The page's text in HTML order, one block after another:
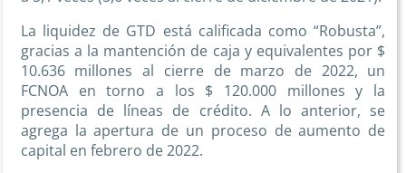
La liquidez de GTD está calificada como “Robusta”,
gracias a la mantención de caja y equivalentes por $
10.636 millones al cierre de marzo de 2022, un
FCNOA en torno a los $ 120.000 millones y la
presencia de líneas de crédito. A lo anterior, se
agrega la apertura de un proceso de aumento de
capital en febrero de 2022.